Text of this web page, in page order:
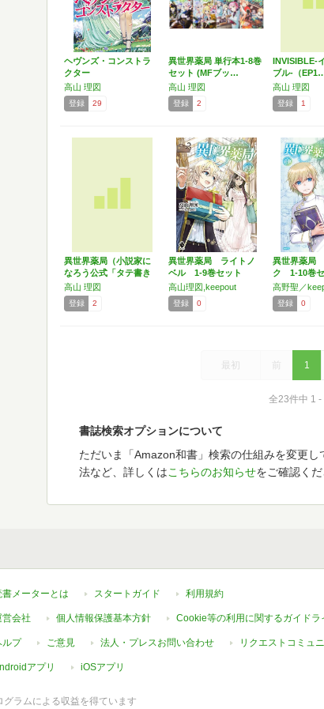
ヘヴンズ・コンストラ
クター
高山 理図
登録 29
異世界薬局 単行本1-8巻
セット (MFブッ…
高山 理図
登録 2
INVISIBLE-
ブル-（
高山 理図
登録 1
異世界薬局（小説家に
なろう公式「タテ書き
小説…
高山 理図
登録 2
異世界薬局 ライトノ
ベル 1-9巻セット
高山理図,keepout
登録 0
異世界薬局
ク 1-10巻セ
登録 0
最初 前 1
全23件中 1
書誌検索オプションについて
ただいま「Amazon和書」検索の仕組みを変更
法など、詳しくはこちらのお知らせをご確認くだ
書メーターとは スタートガイド 利用規約
営会社 個人情報保護基本方針 Cookie等の利用に関するガイドラ
ルプ ご意見 法人・プレスお問い合わせ リクエストコミュ
アプリ iOSアプリ
ラムによる収益を得ています